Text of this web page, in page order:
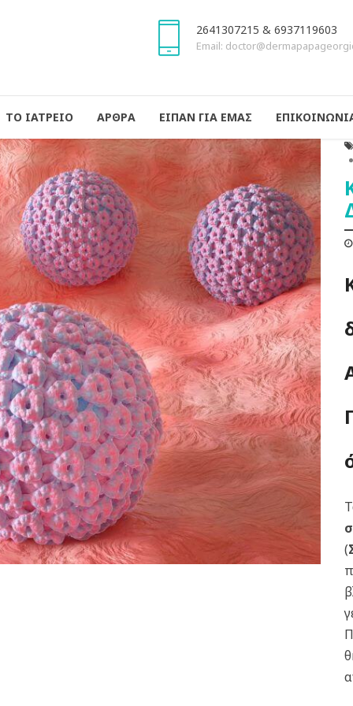
2641307215 & 6937119603
Email:
ΤΟ ΙΑΤΡΕΙΟ ΑΡΘΡΑ ΕΙΠΑΝ ΓΙΑ ΕΜΑΣ
(